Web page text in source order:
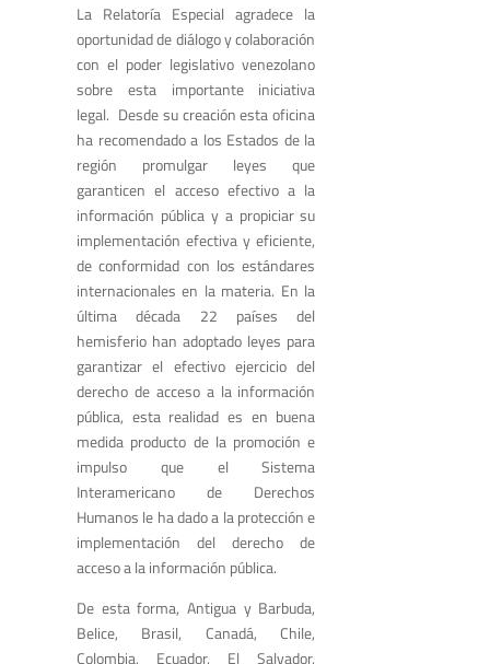
La Relatoría Especial agradece la
oportunidad de diálogo y colaboración
con el poder legislativo venezolano
sobre esta importante iniciativa
legal. Desde su creación esta oficina
ha recomendado a los Estados de la
región promulgar leyes que
garanticen el acceso efectivo a la
información pública y a propiciar su
implementación efectiva y eficiente,
de conformidad con los estándares
internacionales en la materia. En la
última década 22 países del
hemisferio han adoptado leyes para
garantizar el efectivo ejercicio del
derecho de acceso a la información
pública, esta realidad es en buena
medida producto de la promoción e
impulso que el Sistema
Interamericano de Derechos
Humanos le ha dado a la protección e
implementación del derecho de
acceso a la información pública.
De esta forma, Antigua y Barbuda,
Belice, Brasil, Canadá, Chile,
Colombia, Ecuador, El Salvador,